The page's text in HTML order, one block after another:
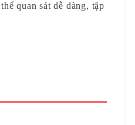
quan sát dễ dàng, tập